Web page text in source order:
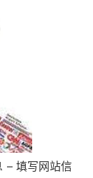
– 填写网站信